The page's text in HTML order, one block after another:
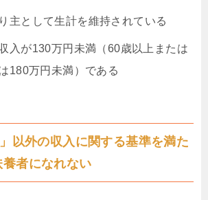
主として生計を維持されている
入が130万円未満（60歳以上または
180万円未満）である
以外の収入に関する基準を満た
者になれない